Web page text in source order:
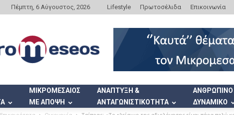
Πέμπτη, 6 Αύγουστος, 2026 Lifestyle Πρωτοσέλιδα Επικοινωνία
ΜΙΚΡΟΜΕΣΑΙΟΣ
ΜΕ ΑΠΟΨΗ
ΑΝΑΠΤΥΞΗ &
ΑΝΤΑΓΩΝΙΣΤΙΚΟΤΗΤΑ
ΑΝΘΡΩΠΙΝΟ
ΔΥΝΑΜΙΚΟ